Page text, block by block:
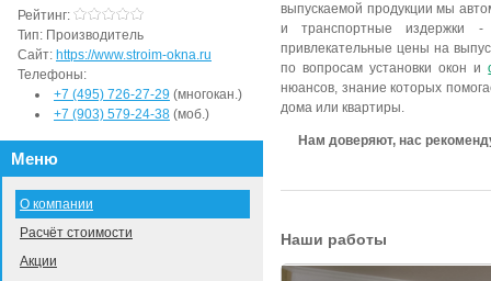
выпускаемой продукции мы
и транспортные издержки
привлекательные цены на
по вопросам установки окон и
нюансов, знание которых
дома или квартиры.
Нам доверяют, нас
Наши работы
Рейтинг:
Тип: Производитель
Сайт: https://www.stroim-okna.ru
Телефоны:
+7 (495) 726-27-29 (многокан.)
+7 (903) 579-24-38 (моб.)
Меню
О компании
Расчёт стоимости
Акции